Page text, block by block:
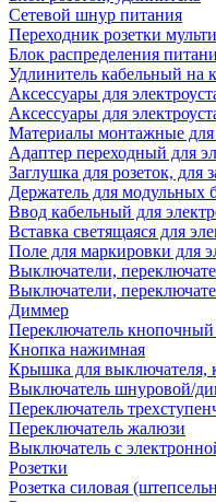
Сетевой шнур питания
Переходник розетки
Блок распределения
Удлинитель кабельный на
Аксессуары для
Аксессуары для
Материалы монтажные
Адаптер переходный для
Заглушка для розеток, для
Держатель для модульных
Ввод кабельный для
Вставка светящаяся для
Поле для маркировки для
Выключатели,
Выключатели,
Диммер
Переключатель
Кнопка нажимная
Крышка для выключателя,
Выключатель шнуровой/
Переключатель
Переключатель жалюзи
Выключатель с
Розетки
Розетка силовая